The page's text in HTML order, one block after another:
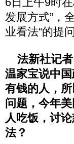
发展方式”，
业看法“的提问
法新社记
温家宝说中
有钱的人，
问题，今年
人吃饭，讨
法？